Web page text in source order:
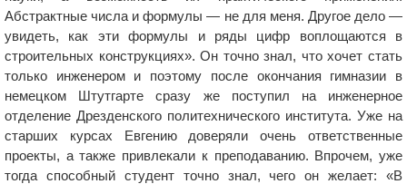
Абстрактные числа и формулы — не для меня. Другое дело —
увидеть, как эти формулы и ряды цифр воплощаются в
строительных конструкциях». Он точно знал, что хочет стать
только инженером и поэтому после окончания гимназии в
немецком Штутгарте сразу же поступил на инженерное
отделение Дрезденского политехнического института. Уже на
старших курсах Евгению доверяли очень ответственные
проекты, а также привлекали к преподаванию. Впрочем, уже
тогда способный студент точно знал, чего он желает: «В